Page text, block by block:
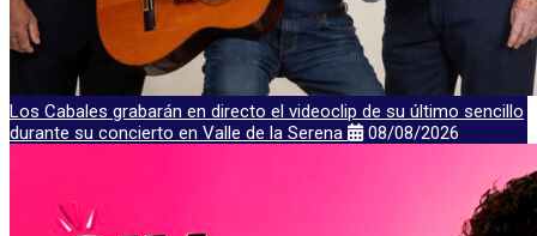
Los Cabales grabarán en directo el videoclip de su último sencillo
durante su concierto en Valle de la Serena
08/08/2026